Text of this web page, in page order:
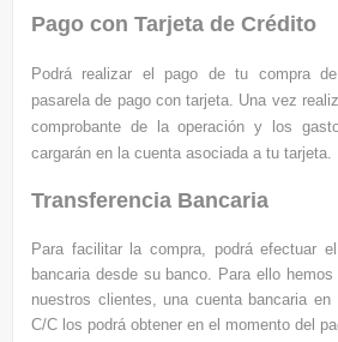
Pago con Tarjeta de Crédito
Podrá realizar el pago de tu compra
pasarela de pago con tarjeta. Una vez
comprobante de la operación y los
cargarán en la cuenta asociada a tu tarjeta.
Transferencia Bancaria
Para facilitar la compra, podrá efectuar
bancaria desde su banco. Para ello
nuestros clientes, una cuenta bancaria
C/C los podrá obtener en el momento del